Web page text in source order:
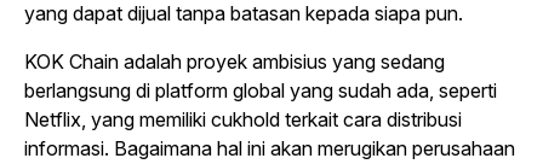
yang dapat dijual tanpa batasan kepada siapa pun.
KOK Chain adalah proyek ambisius yang sedang
berlangsung di platform global yang sudah ada, seperti
Netflix, yang memiliki cukhold terkait cara distribusi
informasi. Bagaimana hal ini akan merugikan perusahaan